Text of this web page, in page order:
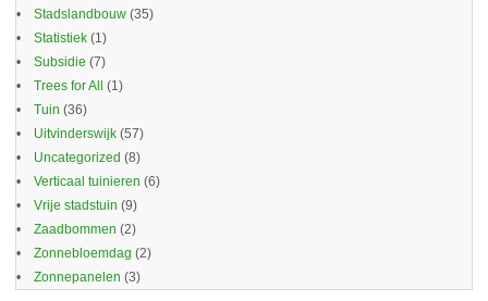
Stadslandbouw (35)
Statistiek (1)
Subsidie (7)
Trees for All
(1)
Tuin (36)
Uitvinderswijk (57)
Uncategorized (8)
Verticaal tuinieren (6)
Vrije stadstuin (9)
Zaadbommen (2)
Zonnebloemdag (2)
Zonnepanelen (3)